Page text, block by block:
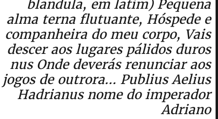
blandula, em latim) Pequena
alma terna flutuante, Hóspede e
companheira do meu corpo, Vais
descer aos lugares pálidos duros
nus Onde deverás renunciar aos
jogos de outrora... Publius Aelius
Hadrianus nome do imperador
Adriano